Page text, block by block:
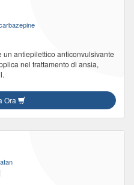
un antiepilettico anticonvulsivante
nel trattamento di ansia,
Ora